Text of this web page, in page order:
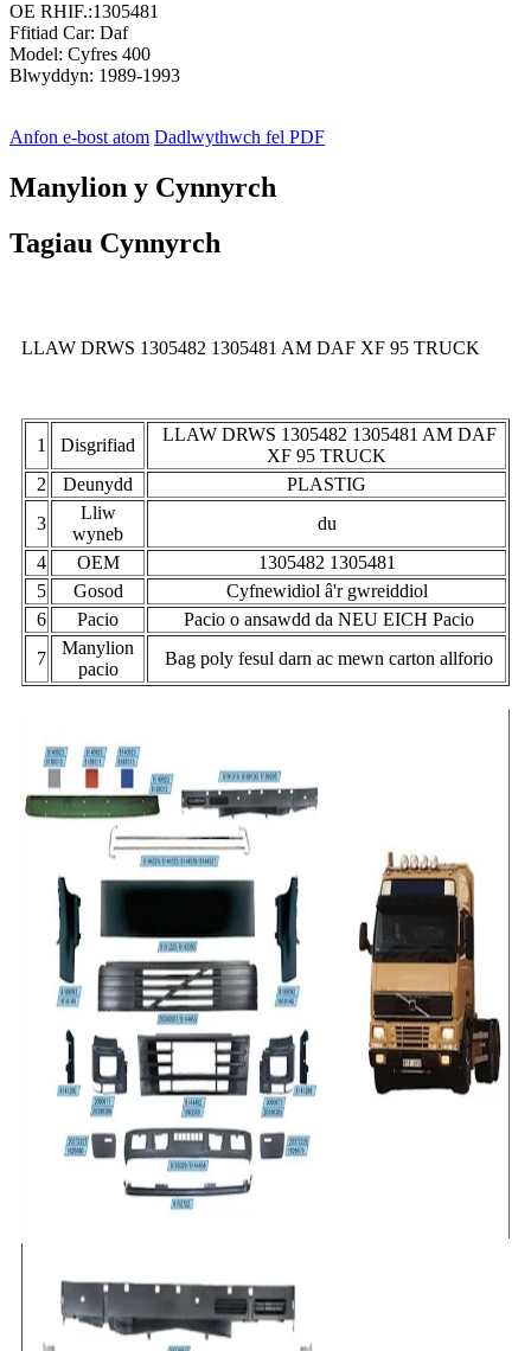
OE RHIF.:1305481
Ffitiad Car: Daf
Model: Cyfres 400
Blwyddyn: 1989-1993
Anfon e-bost atom Dadlwythwch fel PDF
Manylion y Cynnyrch
Tagiau Cynnyrch
LLAW DRWS 1305482 1305481 AM DAF XF 95 TRUCK
1 Disgrifiad
LLAW DRWS 1305482 1305481 AM DAF
XF 95 TRUCK
2
Deunydd
PLASTIG
3
Lliw
wyneb
du
4
OEM
1305482 1305481
5
Gosod
Cyfnewidiol â'r gwreiddiol
6
Pacio
Pacio o ansawdd da NEU EICH Pacio
7
Manylion
pacio
Bag poly fesul darn ac mewn carton allforio